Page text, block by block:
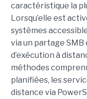
caractéristique la
Lorsqu’elle est
systèmes
via un partage
d’exécution à
méthodes
planifiées, les
distance via